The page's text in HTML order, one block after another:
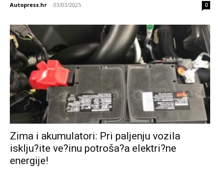
Autopress.hr - 03/03/2025 0
Zima i akumulatori: Pri paljenju vozila
isklju?ite ve?inu potroša?a elektri?ne
energije!